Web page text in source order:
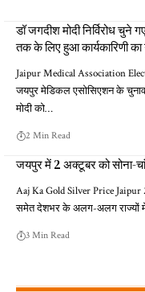
डॉ जगदीश मोदी निर्विरोध
तक के लिए हुआ कार्यकारिणी
Jaipur Medical Association
जयपुर मेडिकल एसोसिएशन के
मोदी को…
2 Min Read
जयपुर में 2 अक्टूबर को सोना-
Aaj Ka Gold Silver Price Jaipur
समेत देशभर के अलग-अलग राज्यों
3 Min Read